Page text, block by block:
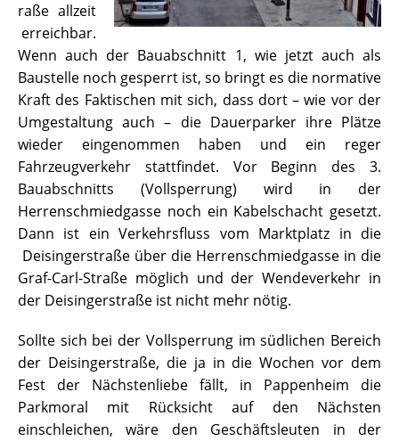
raße allzeit
erreichbar.
Wenn auch der Bauabschnitt 1, wie jetzt auch als
Baustelle noch gesperrt ist, so bringt es die normative
Kraft des Faktischen mit sich, dass dort – wie vor der
Umgestaltung auch – die Dauerparker ihre Plätze
wieder eingenommen haben und ein reger
Fahrzeugverkehr stattfindet. Vor Beginn des 3.
Bauabschnitts (Vollsperrung) wird in der
Herrenschmiedgasse noch ein Kabelschacht gesetzt.
Dann ist ein Verkehrsfluss vom Marktplatz in die
Deisingerstraße über die Herrenschmiedgasse in die
Graf-Carl-Straße möglich und der Wendeverkehr in
der Deisingerstraße ist nicht mehr nötig.
Sollte sich bei der Vollsperrung im südlichen Bereich
der Deisingerstraße, die ja in die Wochen vor dem
Fest der Nächstenliebe fällt, in Pappenheim die
Parkmoral mit Rücksicht auf den Nächsten
einschleichen, wäre den Geschäftsleuten in der